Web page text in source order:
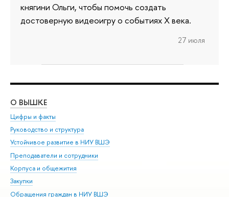
княгини Ольги, чтобы помочь создать
достоверную видеоигру о событиях X века.
27 июля
О ВЫШКЕ
Цифры и факты
Руководство и структура
Устойчивое развитие в НИУ ВШЭ
Преподаватели и сотрудники
Корпуса и общежития
Закупки
Обращения граждан в НИУ ВШЭ